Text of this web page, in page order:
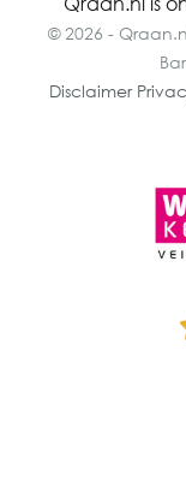
© 2026 -
Disclaimer